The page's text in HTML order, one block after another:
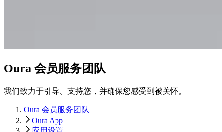
Oura 会员服务团队
我们致力于引导、支持您，并确保您感受到被关怀。
Oura 会员服务团队
Oura App